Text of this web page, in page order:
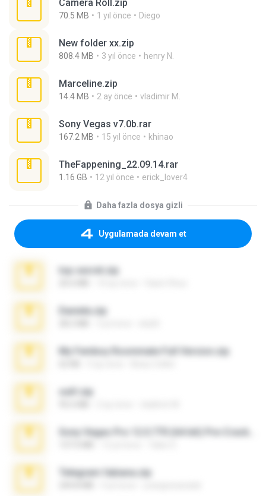
Camera Roll.zip
70.5 MB 1 yıl önce Diego
New folder xx.zip
808.4 MB 3 yıl önce henry N.
Marceline.zip
14.4 MB 2 ay önce vladimir M.
Sony Vegas v7.0b.rar
167.2 MB 15 yıl önce khinao
TheFappening_22.09.14.rar
1.16 GB 12 yıl önce erick_lover4
Daha fazla dosya gizli
Uygulamada devam et
top secret.zip
Daniela.zip
My Femboy Roommate Full Version.zip
ouh!.zip
Telegram fabiana.zip